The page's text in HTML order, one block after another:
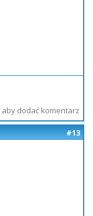
aby dodać komentarz
#13